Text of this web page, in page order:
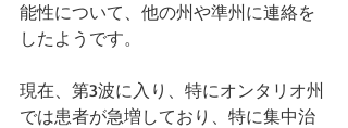
能性について、他の州や準州に連絡を
したようです。
現在、第3波に入り、特にオンタリオ州
では患者が急増しており、特に集中治